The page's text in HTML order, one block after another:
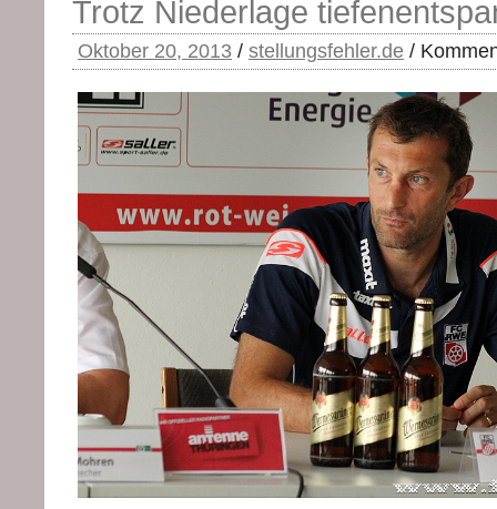
Trotz Niederlage
Oktober 20, 2013 / stellungsfehler.de /